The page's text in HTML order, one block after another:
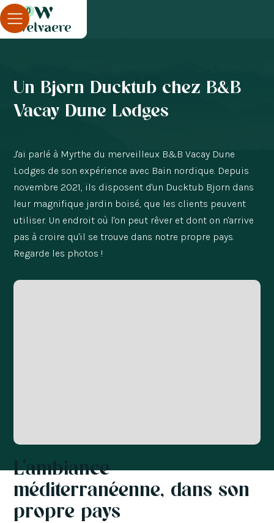
0
Blog
Un Bjorn Ducktub chez B&B Vacay Dune Lodges
Un Bjorn Ducktub chez B&B
Vacay Dune Lodges
J'ai parlé à Myrthe du merveilleux B&B Vacay Dune
Lodges de son expérience avec Bain nordique. Depuis
novembre 2021, ils disposent d'un Ducktub Bjorn dans
leur magnifique jardin boisé, que les clients peuvent
utiliser. Un endroit où l'on peut rêver et dont on n'arrive
pas à croire qu'il se trouve dans notre propre pays.
Regarde les photos !
L'ambiance
méditerranéenne, dans son
propre pays